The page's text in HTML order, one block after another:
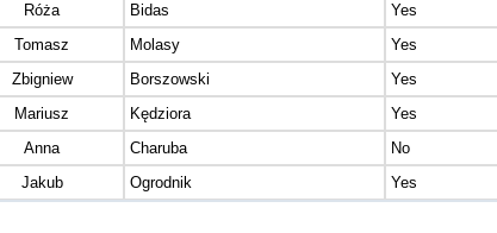
Róża
Bidas Yes
Tomasz
Molasy Yes
Zbigniew
Borszowski Yes
Mariusz
Kędziora Yes
Anna
Charuba No
Jakub
Ogrodnik Yes